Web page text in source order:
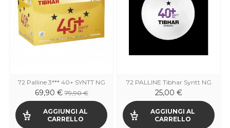
72 Palline 3*** 40+ SYNTT NG
69,90 €79,90 €
AGGIUNGI AL
CARRELLO
72 PALLINE Tibhar Syntt NG
72 1 star
25,00 €
AGGIUNGI AL
CARRELLO